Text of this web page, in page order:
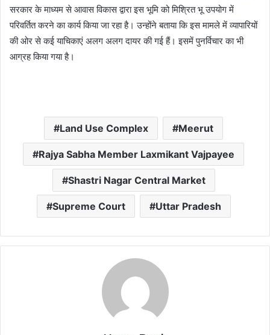
सरकार के माध्यम से आवास विकास द्वारा इस भूमि को मिश्रित भू उपयोग में
परिवर्तित करने का कार्य किया जा रहा है। उन्होंने बताया कि इस मामले में व्यापारियों
की ओर से कई याचिकाएं अलग अलग दायर की गई हैं। इसमें पुनर्विचार का भी
आग्रह किया गया है।
Land Use Complex Meerut
Rajya Sabha Member Laxmikant Vajpayee
Shastri Nagar Central Market
Supreme Court Uttar Pradesh